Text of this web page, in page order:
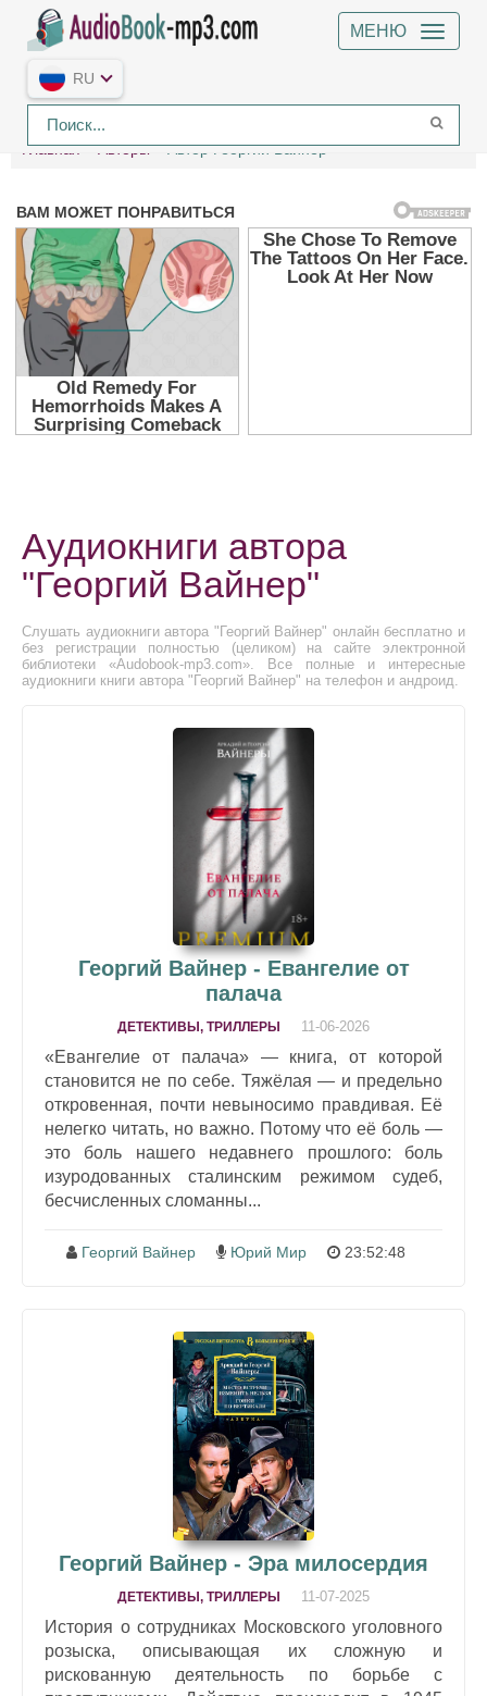
МЕНЮ
RU
Главная Авторы Автор Георгий Вайнер
Аудиокниги автора
"Георгий Вайнер"
Слушать аудиокниги автора "Георгий Вайнер" онлайн бесплатно и
без регистрации полностью (целиком) на сайте электронной
библиотеки «Audobook-mp3.com». Все полные и интересные
аудиокниги книги автора "Георгий Вайнер" на телефон и андроид.
Георгий Вайнер - Евангелие от
палача
ДЕТЕКТИВЫ, ТРИЛЛЕРЫ 11-06-2026
«Евангелие от палача» — книга, от которой
становится не по себе. Тяжёлая — и предельно
откровенная, почти невыносимо правдивая. Её
нелегко читать, но важно. Потому что её боль —
это боль нашего недавнего прошлого: боль
изуродованных сталинским режимом судеб,
бесчисленных сломанны...
Георгий Вайнер Юрий Мир 23:52:48
Георгий Вайнер - Эра милосердия
ДЕТЕКТИВЫ, ТРИЛЛЕРЫ 11-07-2025
История о сотрудниках Московского уголовного
розыска, описывающая их сложную и
рискованную деятельность по борьбе с